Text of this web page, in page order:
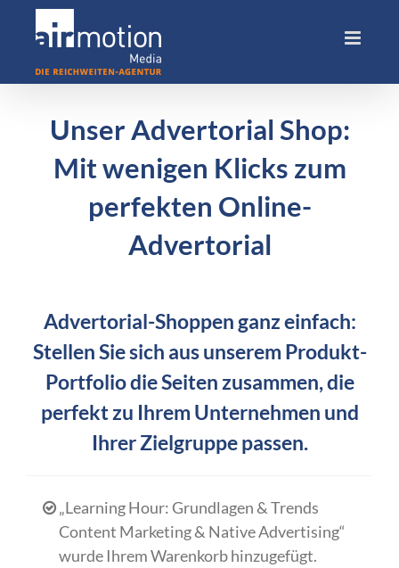
Unser Advertorial Shop:
Mit wenigen Klicks zum
perfekten Online-
Advertorial
Advertorial-Shoppen ganz einfach:
Stellen Sie sich aus unserem Produkt-
Portfolio die Seiten zusammen, die
perfekt zu Ihrem Unternehmen und
Ihrer Zielgruppe passen.
„Learning Hour: Grundlagen & Trends
Content Marketing & Native Advertising“
wurde Ihrem Warenkorb hinzugefügt.